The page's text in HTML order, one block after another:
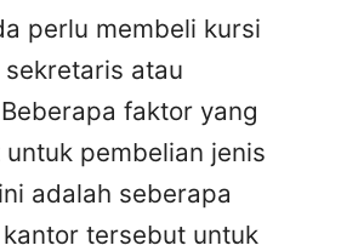
perlu membeli kursi
atau
faktor yang
pembelian jenis
adalah seberapa
tersebut untuk